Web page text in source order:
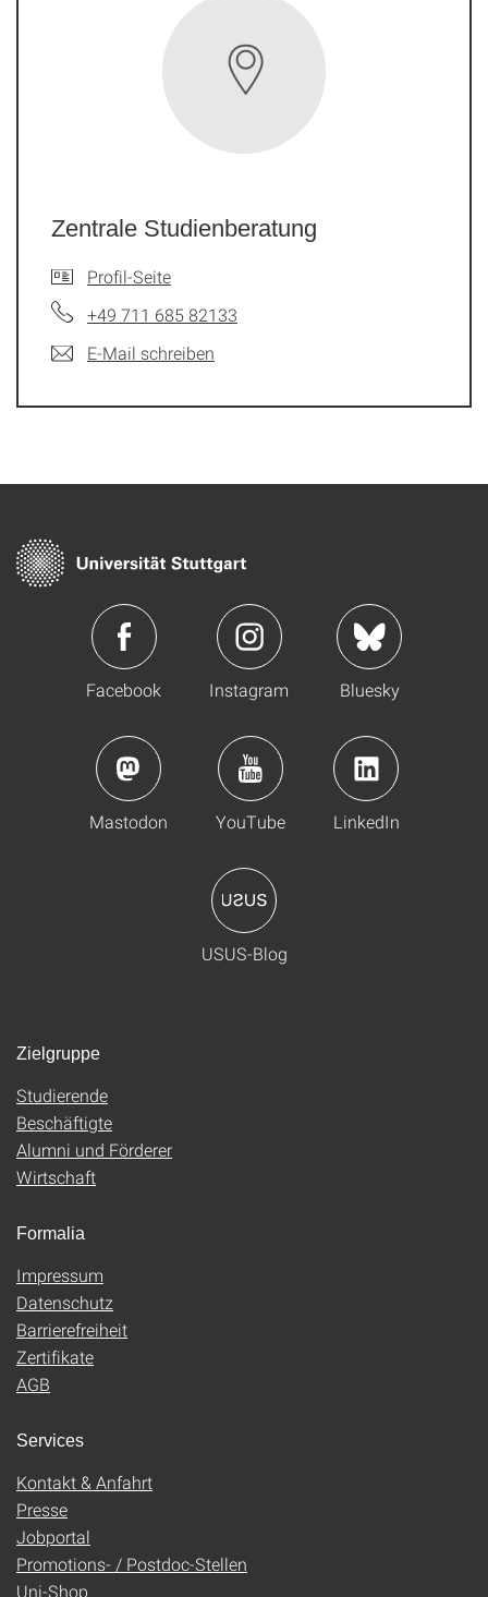
Zentrale Studienberatung
Profil-Seite
+49 711 685 82133
E-Mail schreiben
Facebook Instagram Bluesky
Mastodon YouTube LinkedIn
USUS-Blog
Zielgruppe
Studierende
Beschäftigte
Alumni und Förderer
Wirtschaft
Formalia
Impressum
Datenschutz
Barrierefreiheit
Zertifikate
AGB
Services
Kontakt & Anfahrt
Presse
Jobportal
Promotions- / Postdoc-Stellen
Uni-Shop